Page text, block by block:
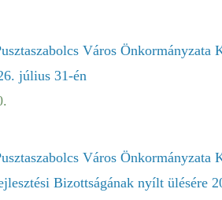
Város
július 31-én
Város Önkormányzata
Bizottságának nyílt ülésére